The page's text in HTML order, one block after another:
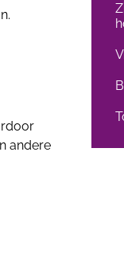
andere